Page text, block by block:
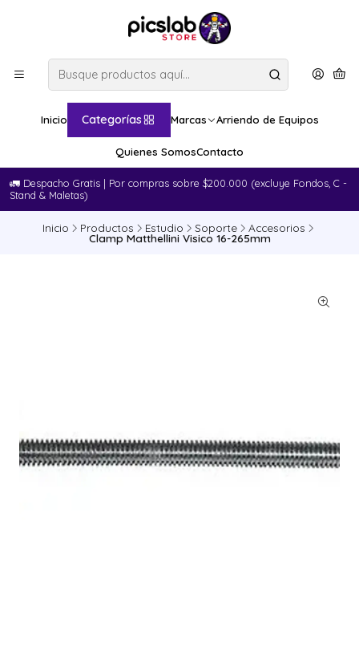
Inicio Categorías Marcas Arriendo de Equipos
Quienes SomosContacto
🚛​ Despacho Gratis | Por compras sobre $200.000 (excluye Fondos, C -
Stand & Maletas)
Inicio Productos Estudio Soporte Accesorios
Clamp Matthellini Visico 16-265mm